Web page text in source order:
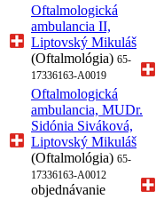
Oftalmologická
ambulancia II,
Liptovský Mikuláš
(Oftalmológia) 65-
17336163-A0019
Oftalmologická
ambulancia, MUDr.
Sidónia Siváková,
Liptovský Mikuláš
(Oftalmológia) 65-
17336163-A0012
objednávanie